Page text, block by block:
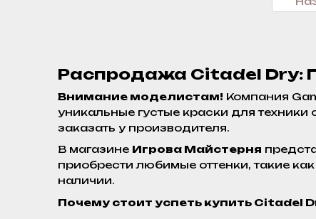
Распродажа Citadel Dry:
Внимание моделистам! Компания
уникальные густые краски для
заказать у производителя.
В магазине Игрова Майстерня
приобрести любимые оттенки, такие как
наличии.
Почему стоит успеть купить Citadel